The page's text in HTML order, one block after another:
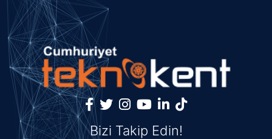
Bizi Takip Edin!